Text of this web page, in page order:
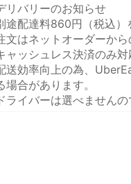
リバリーのお知らせ
途配達料860円（税込）
文はネットオーダーから
ャッシュレス決済のみ対
送効率向上の為、
場合があります。
ライバーは選べませんの